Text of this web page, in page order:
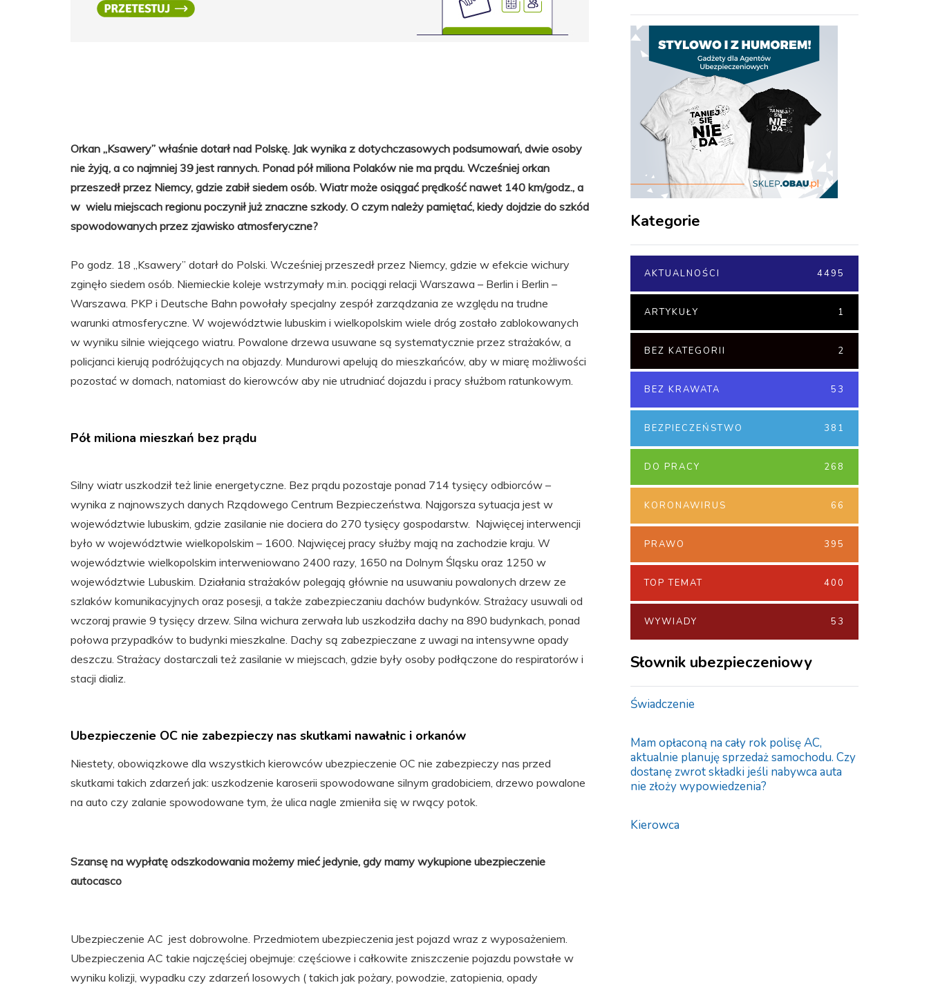
Orkan „Ksawery” właśnie dotarł nad Polskę. Jak wynika z dotychczasowych podsumowań, dwie osoby
nie żyją, a co najmniej 39 jest rannych. Ponad pół miliona Polaków nie ma prądu. Wcześniej orkan
przeszedł przez Niemcy, gdzie zabił siedem osób. Wiatr może osiągać prędkość nawet 140 km/godz., a
w wielu miejscach regionu poczynił już znaczne szkody. O czym należy pamiętać, kiedy dojdzie do szkód
spowodowanych przez zjawisko atmosferyczne?
Po godz. 18 „Ksawery” dotarł do Polski. Wcześniej przeszedł przez Niemcy, gdzie w efekcie wichury
zginęło siedem osób. Niemieckie koleje wstrzymały m.in. pociągi relacji Warszawa – Berlin i Berlin –
Warszawa. PKP i Deutsche Bahn powołały specjalny zespół zarządzania ze względu na trudne
warunki atmosferyczne. W województwie lubuskim i wielkopolskim wiele dróg zostało zablokowanych
w wyniku silnie wiejącego wiatru. Powalone drzewa usuwane są systematycznie przez strażaków, a
policjanci kierują podróżujących na objazdy. Mundurowi apelują do mieszkańców, aby w miarę możliwości
pozostać w domach, natomiast do kierowców aby nie utrudniać dojazdu i pracy służbom ratunkowym.
Pół miliona mieszkań bez prądu
Silny wiatr uszkodził też linie energetyczne. Bez prądu pozostaje ponad 714 tysięcy odbiorców –
wynika z najnowszych danych Rządowego Centrum Bezpieczeństwa. Najgorsza sytuacja jest w
województwie lubuskim, gdzie zasilanie nie dociera do 270 tysięcy gospodarstw. Najwięcej interwencji
było w województwie wielkopolskim – 1600. Najwięcej pracy służby mają na zachodzie kraju. W
województwie wielkopolskim interweniowano 2400 razy, 1650 na Dolnym Śląsku oraz 1250 w
województwie Lubuskim. Działania strażaków polegają głównie na usuwaniu powalonych drzew ze
szlaków komunikacyjnych oraz posesji, a także zabezpieczaniu dachów budynków. Strażacy usuwali od
wczoraj prawie 9 tysięcy drzew. Silna wichura zerwała lub uszkodziła dachy na 890 budynkach, ponad
połowa przypadków to budynki mieszkalne. Dachy są zabezpieczane z uwagi na intensywne opady
deszczu. Strażacy dostarczali też zasilanie w miejscach, gdzie były osoby podłączone do respiratorów i
stacji dializ.
Ubezpieczenie OC nie zabezpieczy nas skutkami nawałnic i orkanów
Niestety, obowiązkowe dla wszystkich kierowców ubezpieczenie OC nie zabezpieczy nas przed
skutkami takich zdarzeń jak: uszkodzenie karoserii spowodowane silnym gradobiciem, drzewo powalone
na auto czy zalanie spowodowane tym, że ulica nagle zmieniła się w rwący potok.
Szansę na wypłatę odszkodowania możemy mieć jedynie, gdy mamy wykupione ubezpieczenie
autocasco
Ubezpieczenie AC jest dobrowolne. Przedmiotem ubezpieczenia jest pojazd wraz z wyposażeniem.
Ubezpieczenia AC takie najczęściej obejmuje: częściowe i całkowite zniszczenie pojazdu powstałe w
wyniku kolizji, wypadku czy zdarzeń losowych ( takich jak pożary, powodzie, zatopienia, opady
Kategorie
AKTUALNOŚCI 4495
ARTYKUŁY 1
BEZ KATEGORII 2
BEZ KRAWATA 53
BEZPIECZEŃSTWO 381
DO PRACY 268
KORONAWIRUS 66
PRAWO 395
TOP TEMAT 400
WYWIADY 53
Słownik ubezpieczeniowy
Świadczenie
Mam opłaconą na cały rok polisę AC,
aktualnie planuję sprzedaż samochodu. Czy
dostanę zwrot składki jeśli nabywca auta
nie złoży wypowiedzenia?
Kierowca